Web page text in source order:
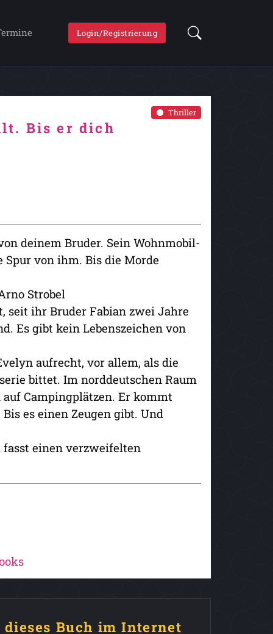
Login/Registrierung
Thriller
Bis er dich
deinem Bruder. Sein Wohnmobil-
von ihm. Bis die Morde
Strobel
seit ihr Bruder Fabian zwei Jahre
Es gibt kein Lebenszeichen von
aufrecht, vor allem, als die
bittet. Im norddeutschen Raum
Campingplätzen. Er kommt
es einen Zeugen gibt. Und
einen verzweifelten
dieses Buch im Internet